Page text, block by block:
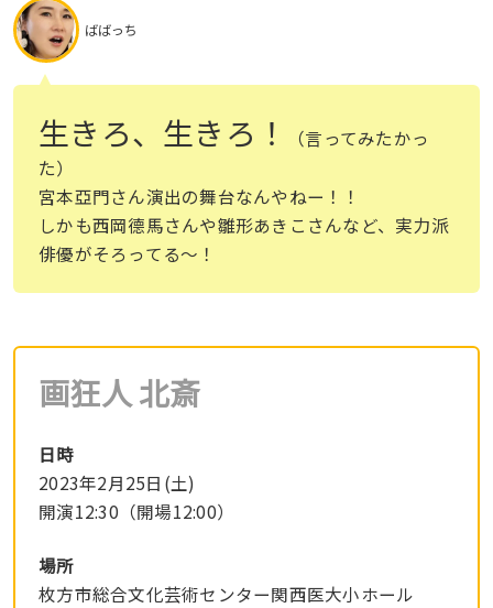
ばばっち
生きろ、生きろ！
（言ってみたかっ
た）
宮本亞門さん演出の舞台なんやねー！！
しかも西岡德馬さんや雛形あきこさんなど、実力派
俳優がそろってる〜！
画狂人 北斎
日時
2023年2月25日(土)
開演12:30（開場12:00）
場所
枚方市総合文化芸術センター関西医大小ホール